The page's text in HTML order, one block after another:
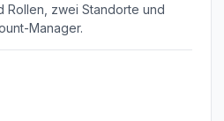
Rollen, zwei Standorte und
Manager.